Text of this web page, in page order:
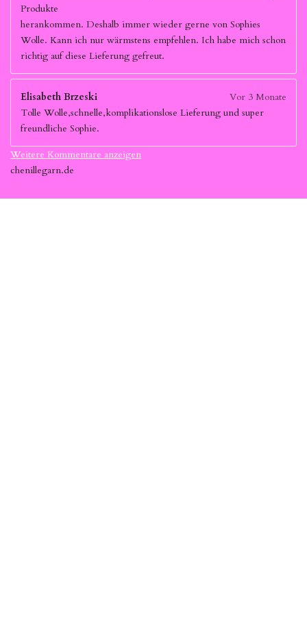
Produkte
herankommen. Deshalb immer wieder gerne von Sophies
Wolle. Kann ich nur wärmstens empfehlen. Ich habe mich schon
richtig auf diese Lieferung gefreut.
Elisabeth Brzeski
Vor 3 Monate
Tolle Wolle,schnelle,komplikationslose Lieferung und super
freundliche Sophie.
Weitere Kommentare anzeigen
chenillegarn.de